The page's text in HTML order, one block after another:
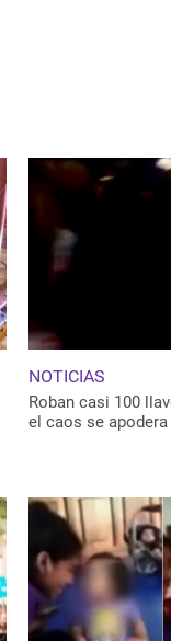
NOTICIAS
Roban casi 100
el caos se apodera